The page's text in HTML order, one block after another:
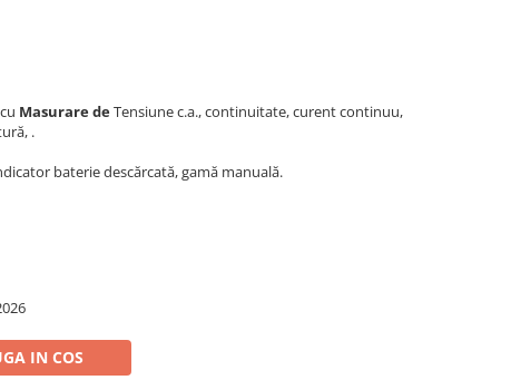
Masurare deTensiune c.a., continuitate, curent continuu,
.
baterie descărcată, gamă manuală.
IN COS